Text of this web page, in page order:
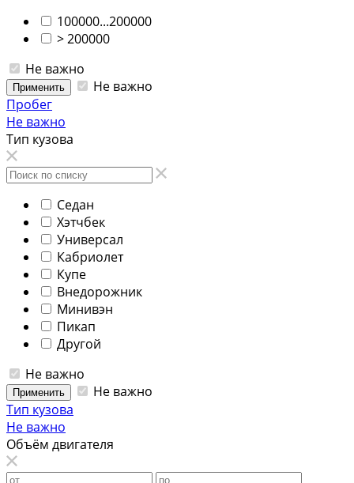
100000...200000
> 200000
Не важно
Применить
Не важно
Пробег
Не важно
Тип кузова
Седан
Хэтчбек
Универсал
Кабриолет
Купе
Внедорожник
Минивэн
Пикап
Другой
Не важно
Применить
Не важно
Тип кузова
Не важно
Объём двигателя